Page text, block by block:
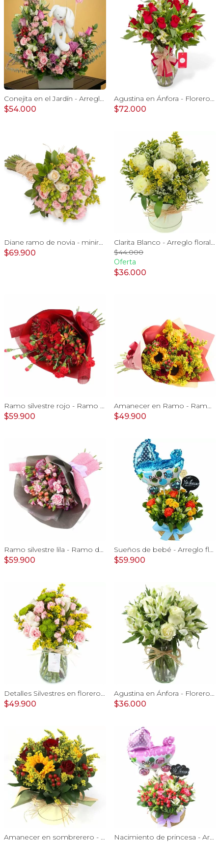
Conejita en el Jardín - Arreglo floral tonos rosa y conejita
$54.000
Agustina en Ánfora - Florero con 18 rosas rojo y astromelias
$72.000
Diane ramo de novia - minirosas rosadas, rosas blancas, e hypericum verde
$69.900
Clarita Blanco - Arreglo floral en sombrerero con rosas blanco, limonium y vara de oro
$44.000
Oferta
$36.000
Ramo silvestre rojo - Ramo de flores circular con rosas rojas, claveles, astromelias, mini rosas e hypericum rojo
$59.900
Amanecer en Ramo - Ramo con girasoles, rosas rojo e hypericum
$49.900
Ramo silvestre lila - Ramo de flores circular con rosas, claveles, astromelias, mini rosas e hypericum rosado
$59.900
Sueños de bebé - Arreglo floral para nacimiento de niño en canasto con globo y pizarra
$59.900
Detalles Silvestres en florero - rosas, mini rosas, maule
$49.900
Agustina en Ánfora - Florero con 9 rosas blanco y astromelia
$36.000
Amanecer en sombrerero - Arreglo floral de girasoles, rosas rojo, e hypericum Nacimiento de princesa - Arreglo floral para nacimiento de niña en canasto con globo y pizarra